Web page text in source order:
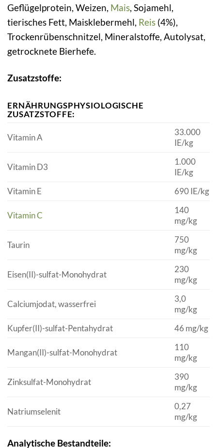
Geflügelprotein, Weizen, Mais, Sojamehl,
tierisches Fett, Maisklebermehl, Reis (4%),
Trockenrübenschnitzel, Mineralstoffe, Autolysat,
getrocknete Bierhefe.
Zusatzstoffe:
ERNÄHRUNGSPHYSIOLOGISCHE
ZUSATZSTOFFE:
Vitamin A
33.000
IE/kg
Vitamin D3
1.000
IE/kg
Vitamin E
690 IE/kg
Vitamin C
140
mg/kg
Taurin
750
mg/kg
Eisen(II)-sulfat-Monohydrat
230
mg/kg
Calciumjodat, wasserfrei
3,0
mg/kg
Kupfer(II)-sulfat-Pentahydrat
46 mg/kg
Mangan(II)-sulfat-Monohydrat
110
mg/kg
Zinksulfat-Monohydrat
390
mg/kg
Natriumselenit
0,27
mg/kg
Analytische Bestandteile: